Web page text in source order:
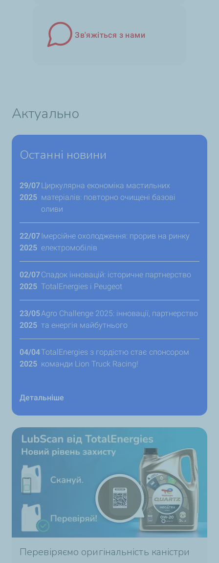
Зв'яжіться з нами
Актуально
Останні новини
29/07
2025
Циркулярна економіка мастильних
матеріалів: повторно очищені базові
оливи
22/07
2025
Імерсійне охолодження: прорив на ринку
електромобілів
02/07
2025
Спадок інновацій: історичне партнерство
TotalEnergies і Peugeot
23/05
2025
Agro Challenge 2025: інновації, партнерство
та енергія майбутнього
04/04
2025
TotalEnergies з гордістю стає спонсором
команди Lion Truck Racing!
Детальніше
Перевіряємо оригінальність каністри